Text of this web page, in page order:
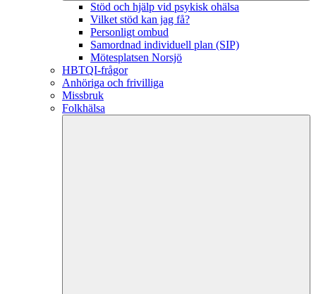
Stöd och hjälp vid psykisk ohälsa
Vilket stöd kan jag få?
Personligt ombud
Samordnad individuell plan (SIP)
Mötesplatsen Norsjö
HBTQI-frågor
Anhöriga och frivilliga
Missbruk
Folkhälsa